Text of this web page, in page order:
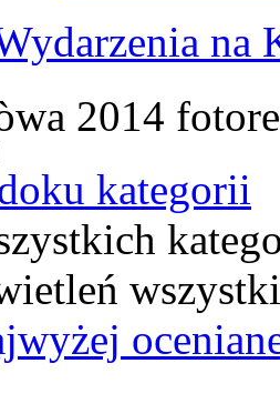
na
2014
kategorii